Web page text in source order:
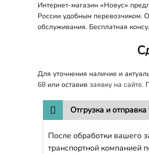
Интернет-магазин «Новус»
России удобным перевозчиком.
обслуживания. Бесплатная
Для уточнения наличие и
68 или оставив заявку на сайте.
Отгрузка и
После обработки вашего
транспортной компанией